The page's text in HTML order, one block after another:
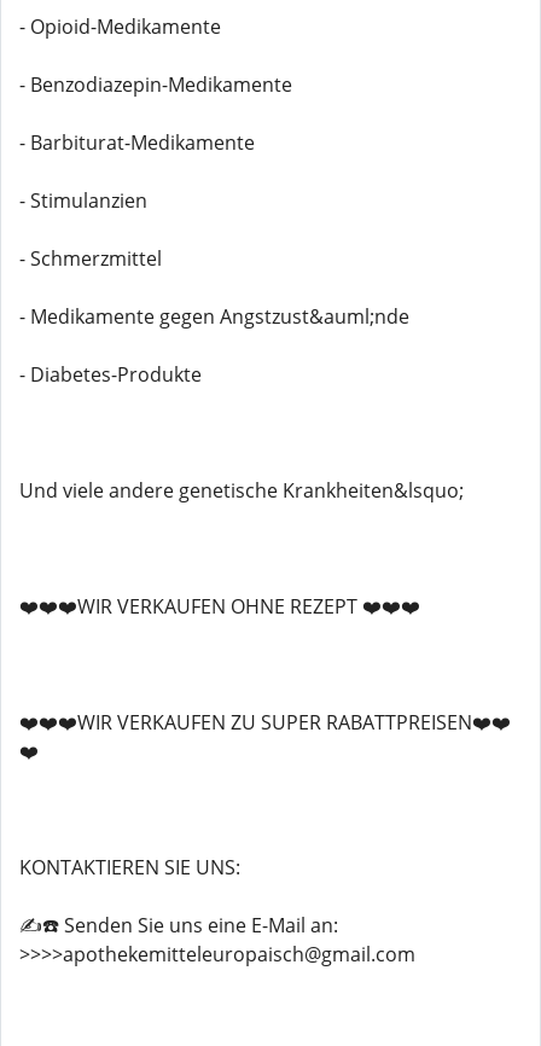
- Opioid-Medikamente
- Benzodiazepin-Medikamente
- Barbiturat-Medikamente
- Stimulanzien
- Schmerzmittel
- Medikamente gegen Angstzust&auml;nde
- Diabetes-Produkte
Und viele andere genetische Krankheiten&lsquo;
❤️❤️❤️WIR VERKAUFEN OHNE REZEPT ❤️❤️❤️
❤️❤️❤️WIR VERKAUFEN ZU SUPER RABATTPREISEN❤️❤️
❤️
KONTAKTIEREN SIE UNS:
✍️☎️ Senden Sie uns eine E-Mail an:
>>>>apothekemitteleuropaisch@gmail.com